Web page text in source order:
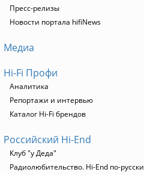
Пресс-релизы
Новости портала hifiNews
Медиа
Hi-Fi Профи
Аналитика
Репортажи и интервью
Каталог Hi-Fi брендов
Российский Hi-End
Клуб "у Деда"
Радиолюбительство. Hi-End по-русски